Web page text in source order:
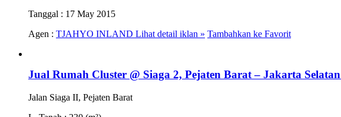
Tanggal : 17 May 2015
Agen : TJAHYO INLAND Lihat detail iklan » Tambahkan ke Favorit
Jual Rumah Cluster @ Siaga 2, Pejaten Barat – Jakarta Selatan
Jalan Siaga II, Pejaten Barat